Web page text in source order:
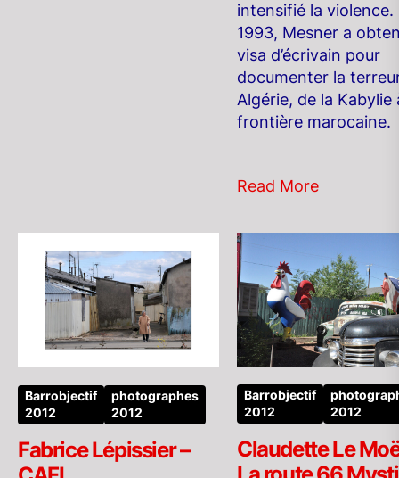
intensifié la violence.
1993, Mesner a
visa d’écrivain pour
documenter la
Algérie, de la Kabylie
frontière marocaine.
Read More
Barrobjectif
2012
photographes
2012
Fabrice Lépissier –
Barrobjectif
2012
2012
Claudette Le